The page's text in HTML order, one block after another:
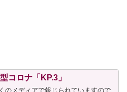
コロナ「KP.3」
のメディアで報じられていますので